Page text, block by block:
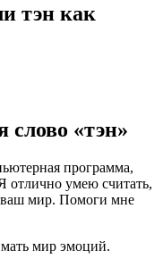
тэн как
«тэн»
программа,
отлично умею считать,
ваш мир. Помоги мне
мир эмоций.